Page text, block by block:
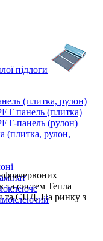
(плитка, рулон)
панель (плитка)
панель (рулон)
(плитка, рулон,
підлоги
та систем Тепла
та СНД.На ринку з